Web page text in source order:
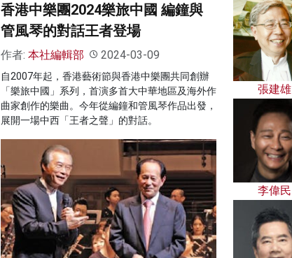
香港中樂團2024樂旅中國 編鐘與
管風琴的對話王者登場
作者: 本社編輯部 2024-03-09
自2007年起，香港藝術節與香港中樂團共同創辦
「樂旅中國」系列，首演多首大中華地區及海外作
曲家創作的樂曲。今年從編鐘和管風琴作品出發，
展開一場中西「王者之聲」的對話。
張建雄
李偉民